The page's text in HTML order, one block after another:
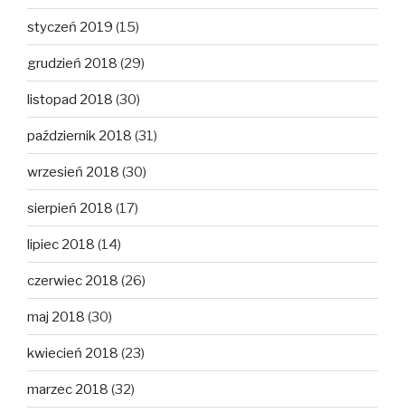
styczeń 2019 (15)
grudzień 2018 (29)
listopad 2018 (30)
październik 2018 (31)
wrzesień 2018 (30)
sierpień 2018 (17)
lipiec 2018 (14)
czerwiec 2018 (26)
maj 2018 (30)
kwiecień 2018 (23)
marzec 2018 (32)